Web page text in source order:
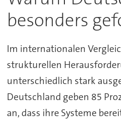
besonders
Im internationalen
strukturellen
unterschiedlich stark
Deutschland geben 85
an, dass ihre Systeme